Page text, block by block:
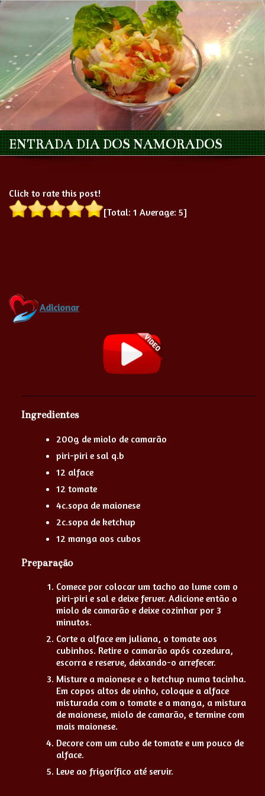
ENTRADA DIA DOS NAMORADOS
Click to rate this post!
[Total: 1 Average: 5]
Adicionar
Ingredientes
200g de miolo de camarão
piri-piri e sal q.b
12 alface
12 tomate
4c.sopa de maionese
2c.sopa de ketchup
12 manga aos cubos
Preparação
Comece por colocar um tacho ao lume com o
piri-piri e sal e deixe ferver. Adicione então o
miolo de camarão e deixe cozinhar por 3
minutos.
Corte a alface em juliana, o tomate aos
cubinhos. Retire o camarão após cozedura,
escorra e reserve, deixando-o arrefecer.
Misture a maionese e o ketchup numa tacinha.
Em copos altos de vinho, coloque a alface
misturada com o tomate e a manga, a mistura
de maionese, miolo de camarão, e termine com
mais maionese.
Decore com um cubo de tomate e um pouco de
alface.
Leve ao frigorífico até servir.